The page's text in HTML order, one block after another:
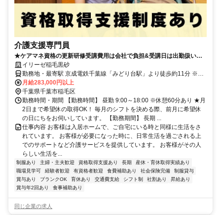
介護支援専門員
★ケアマネ資格の更新研修受講費用は会社で負担&受講日は出勤扱いと
なります！(規定あり)★
イリーゼ稲毛黒砂
勤務地・最寄駅 京成電鉄千葉線「みどり台駅」より徒歩約11分 ※車
通勤OK
月給283,000円以上
千葉県千葉市稲毛区
勤務時間・期間 【勤務時間】 昼勤 9:00～18:00 ※休憩60分あり ★月
2日まで希望休の取得OK！ 毎月のシフトを決める際、前月に希望休
の日にちをお伺いしています。 【勤務期間】 長期 ...
仕事内容 お客様は入居ホームで、ご自宅にいる時と同様に生活をさ
れています。 お客様が必要になった時に、日常生活を過ごされる上
でのサポートなど介護サービスを提供しています。 お客様がその人
らしい生活を...
制服あり 主婦・主夫歓迎 資格取得支援あり 長期
産休・育休取得実績あり
職場見学可
経験者歓迎 有資格者歓迎 食費補助あり 社会保険完備
制服貸与
賞与あり
ブランクOK 育休あり 交通費支給 シフト制 社割あり
昇給あり
賞与年2回あり
食事補助あり
同じ企業の求人